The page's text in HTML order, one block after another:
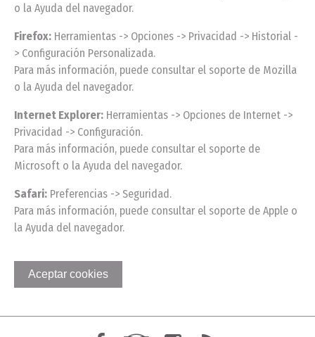
o la Ayuda del navegador.
Firefox: Herramientas -> Opciones -> Privacidad -> Historial -
> Configuración Personalizada.
Para más información, puede consultar el soporte de Mozilla
o la Ayuda del navegador.
Internet Explorer: Herramientas -> Opciones de Internet ->
Privacidad -> Configuración.
Para más información, puede consultar el soporte de
Microsoft o la Ayuda del navegador.
Safari: Preferencias -> Seguridad.
Para más información, puede consultar el soporte de Apple o
la Ayuda del navegador.
Aceptar cookies